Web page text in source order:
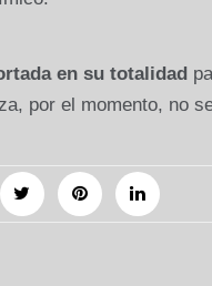
en su totalidad
por el momento, no